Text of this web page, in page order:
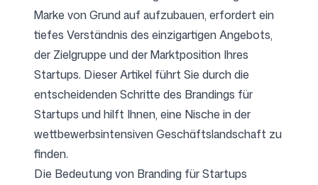
Kontakt
Anmelden Registrieren
Marke von Grund auf aufzubauen, erfordert ein
tiefes Verständnis des einzigartigen Angebots,
der Zielgruppe und der Marktposition Ihres
Startups. Dieser Artikel führt Sie durch die
entscheidenden Schritte des Brandings für
Startups und hilft Ihnen, eine Nische in der
wettbewerbsintensiven Geschäftslandschaft zu
finden.
Die Bedeutung von Branding für Startups